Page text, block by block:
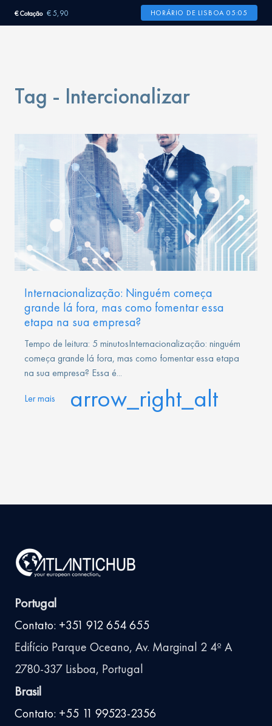
€ Cotação € 5,90 HORÁRIO DE LISBOA 05:05
Tag - Intercionalizar
Internacionalização: Ninguém começa
grande lá fora, mas como fomentar essa
etapa na sua empresa?
Tempo de leitura: 5 minutosInternacionalização: ninguém
começa grande lá fora, mas como fomentar essa etapa
na sua empresa? Essa é...
Ler mais arrow_right_alt
Portugal
Contato: +351 912 654 655
Edifício Parque Oceano, Av. Marginal 2 4º A
2780-337 Lisboa, Portugal
Brasil
Contato: +55 11 99523-2356